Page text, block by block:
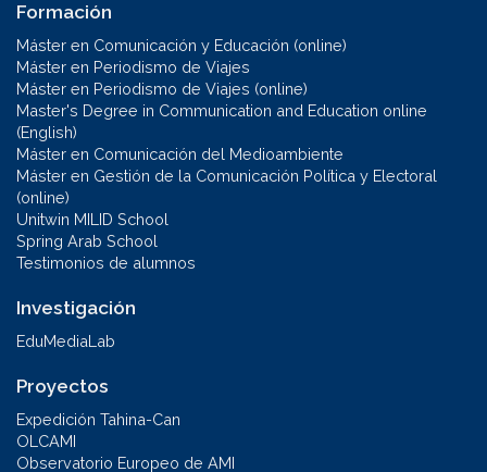
Formación
Máster en Comunicación y Educación (online)
Máster en Periodismo de Viajes
Máster en Periodismo de Viajes (online)
Master's Degree in Communication and Education online
(English)
Máster en Comunicación del Medioambiente
Máster en Gestión de la Comunicación Política y Electoral
(online)
Unitwin MILID School
Spring Arab School
Testimonios de alumnos
Investigación
EduMediaLab
Proyectos
Expedición Tahina-Can
OLCAMI
Observatorio Europeo de AMI